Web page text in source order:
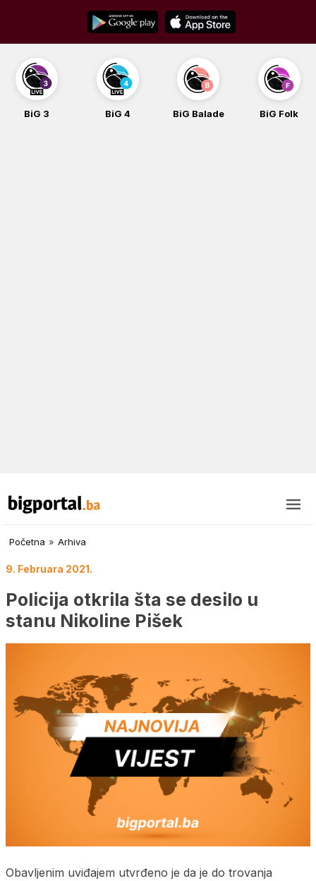
content
BiG 3 BiG 4 BiG Balade BiG Folk
Početna » Arhiva
9. Februara 2021.
Policija otkrila šta se desilo u
stanu Nikoline Pišek
Obavljenim uviđajem utvrđeno je da je do trovanja